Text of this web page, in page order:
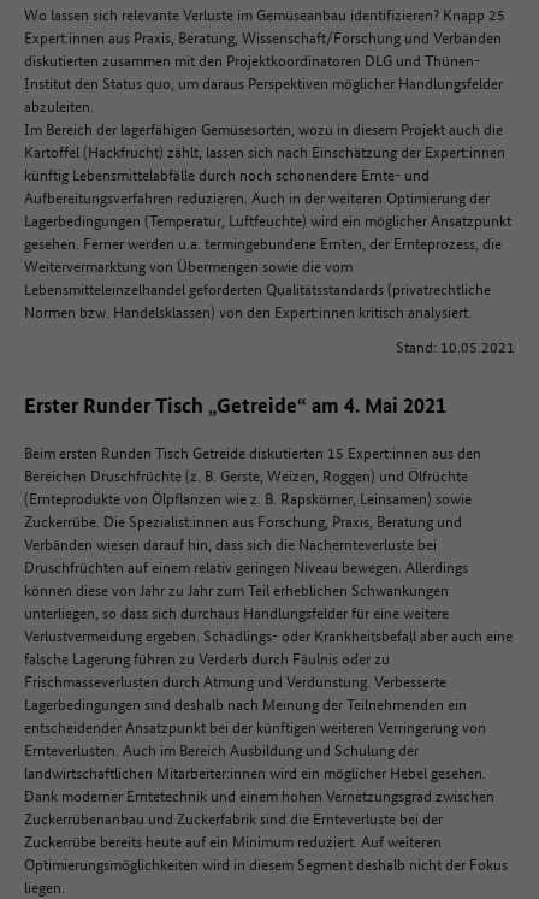
Wo lassen sich relevante Verluste im Gemüseanbau identifizieren? Knapp 25
Expert:innen aus Praxis, Beratung, Wissenschaft/Forschung und Verbänden
diskutierten zusammen mit den Projektkoordinatoren DLG und Thünen-
Institut den Status quo, um daraus Perspektiven möglicher Handlungsfelder
abzuleiten.
Im Bereich der lagerfähigen Gemüsesorten, wozu in diesem Projekt auch die
Kartoffel (Hackfrucht) zählt, lassen sich nach Einschätzung der Expert:innen
künftig Lebensmittelabfälle durch noch schonendere Ernte- und
Aufbereitungsverfahren reduzieren. Auch in der weiteren Optimierung der
Lagerbedingungen (Temperatur, Luftfeuchte) wird ein möglicher Ansatzpunkt
gesehen. Ferner werden u.a. termingebundene Ernten, der Ernteprozess, die
Weitervermarktung von Übermengen sowie die vom
Lebensmitteleinzelhandel geforderten Qualitätsstandards (privatrechtliche
Normen bzw. Handelsklassen) von den Expert:innen kritisch analysiert.
Stand: 10.05.2021
Erster Runder Tisch „Getreide“ am 4. Mai 2021
Beim ersten Runden Tisch Getreide diskutierten 15 Expert:innen aus den
Bereichen Druschfrüchte (z. B. Gerste, Weizen, Roggen) und Ölfrüchte
(Ernteprodukte von Ölpflanzen wie z. B. Rapskörner, Leinsamen) sowie
Zuckerrübe. Die Spezialist:innen aus Forschung, Praxis, Beratung und
Verbänden wiesen darauf hin, dass sich die Nachernteverluste bei
Druschfrüchten auf einem relativ geringen Niveau bewegen. Allerdings
können diese von Jahr zu Jahr zum Teil erheblichen Schwankungen
unterliegen, so dass sich durchaus Handlungsfelder für eine weitere
Verlustvermeidung ergeben. Schädlings- oder Krankheitsbefall aber auch eine
falsche Lagerung führen zu Verderb durch Fäulnis oder zu
Frischmasseverlusten durch Atmung und Verdunstung. Verbesserte
Lagerbedingungen sind deshalb nach Meinung der Teilnehmenden ein
entscheidender Ansatzpunkt bei der künftigen weiteren Verringerung von
Ernteverlusten. Auch im Bereich Ausbildung und Schulung der
landwirtschaftlichen Mitarbeiter:innen wird ein möglicher Hebel gesehen.
Dank moderner Erntetechnik und einem hohen Vernetzungsgrad zwischen
Zuckerrübenanbau und Zuckerfabrik sind die Ernteverluste bei der
Zuckerrübe bereits heute auf ein Minimum reduziert. Auf weiteren
Optimierungsmöglichkeiten wird in diesem Segment deshalb nicht der Fokus
liegen.